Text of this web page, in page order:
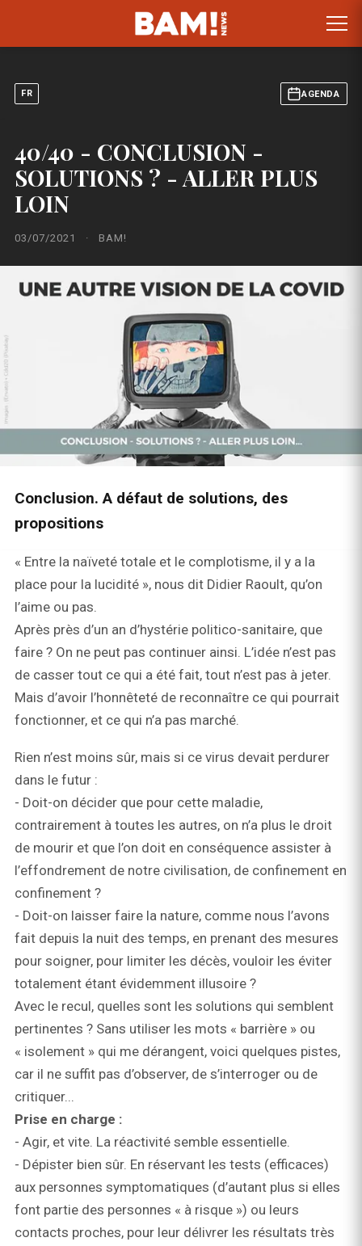
FR AGENDA
40/40 - CONCLUSION -
SOLUTIONS ? - ALLER PLUS
LOIN
03/07/2021 · BAM!
Conclusion. A défaut de solutions, des
propositions
« Entre la naïveté totale et le complotisme, il y a la
place pour la lucidité », nous dit Didier Raoult, qu’on
l’aime ou pas.
Après près d’un an d’hystérie politico-sanitaire, que
faire ? On ne peut pas continuer ainsi. L’idée n’est pas
de casser tout ce qui a été fait, tout n’est pas à jeter.
Mais d’avoir l’honnêteté de reconnaître ce qui pourrait
fonctionner, et ce qui n’a pas marché.
Rien n’est moins sûr, mais si ce virus devait perdurer
dans le futur :
- Doit-on décider que pour cette maladie,
contrairement à toutes les autres, on n’a plus le droit
de mourir et que l’on doit en conséquence assister à
l’effondrement de notre civilisation, de confinement en
confinement ?
- Doit-on laisser faire la nature, comme nous l’avons
fait depuis la nuit des temps, en prenant des mesures
pour soigner, pour limiter les décès, vouloir les éviter
totalement étant évidemment illusoire ?
Avec le recul, quelles sont les solutions qui semblent
pertinentes ? Sans utiliser les mots « barrière » ou
« isolement » qui me dérangent, voici quelques pistes,
car il ne suffit pas d’observer, de s’interroger ou de
critiquer...
Prise en charge :
- Agir, et vite. La réactivité semble essentielle.
- Dépister bien sûr. En réservant les tests (efficaces)
aux personnes symptomatiques (d’autant plus si elles
font partie des personnes « à risque ») ou leurs
contacts proches, pour leur délivrer les résultats très